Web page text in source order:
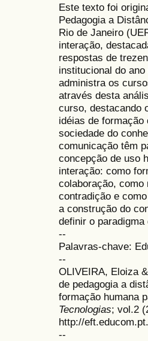
Este texto foi
Pedagogia a
Rio de Janeiro
interação,
respostas de
institucional do
administra os
através desta
curso, destacando
idéias de
sociedade do
comunicação têm
concepção de uso
interação: como
colaboração, como
contradição e
a construção do
definir o
--
Palavras-chave:
--
OLIVEIRA, Eloiza
de pedagogia a
formação humana
Tecnologias; vol.2
http://eft.educom.pt.
--